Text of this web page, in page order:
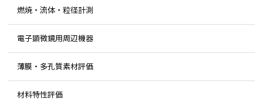
燃焼・流体・粒径計測
電子顕微鏡用周辺機器
薄膜・多孔質素材評価
材料特性評価